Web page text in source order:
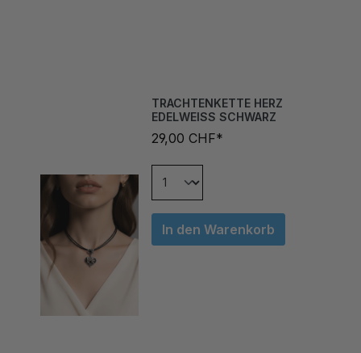
EDELWEISS SCHWARZ
29,00 CHF*
In den Warenkorb